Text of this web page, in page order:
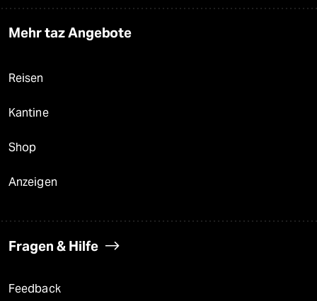
Mehr taz Angebote
Reisen
Kantine
Shop
Anzeigen
Fragen & Hilfe
Feedback